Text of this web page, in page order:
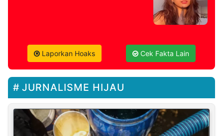
Laporkan Hoaks Cek Fakta Lain
JURNALISME HIJAU